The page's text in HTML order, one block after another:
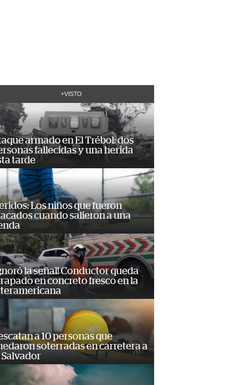
+VISTO
armado en El Trébol: dos
fallecidas y una herida
tarde
Los niños que fueron
cuando salieron a una
la señal! Conductor queda
en concreto fresco en la
a 10 personas que
soterradas en carretera a
Salvador